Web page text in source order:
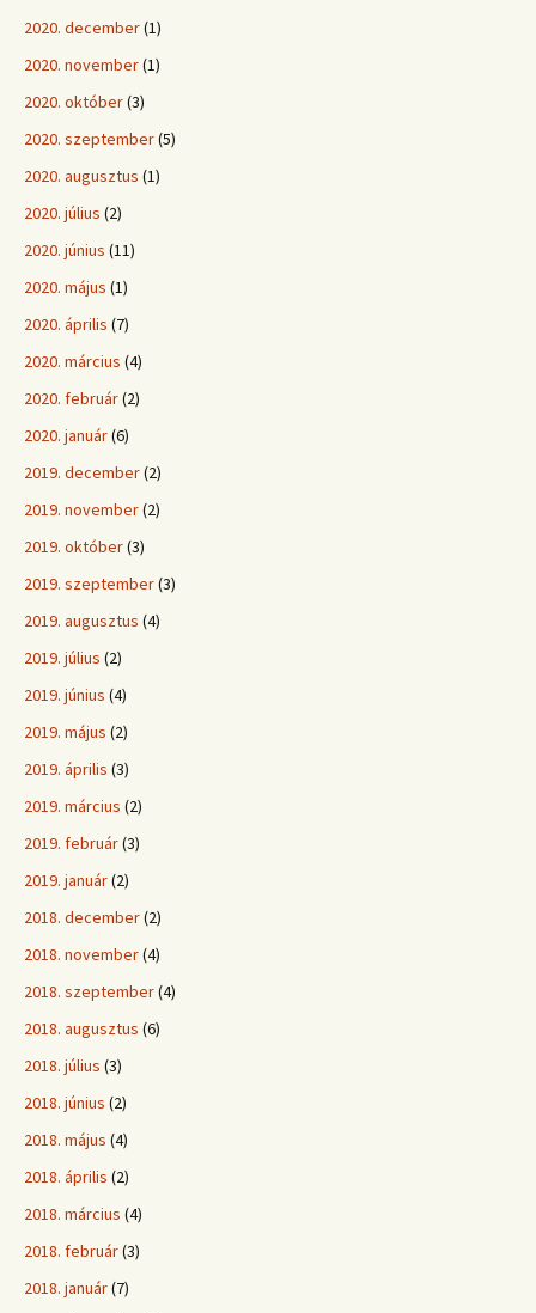
2020. december(1)
2020. november(1)
2020. október(3)
2020. szeptember(5)
2020. augusztus (1)
2020. július (2)
2020. június (11)
2020. május (1)
2020. április (7)
2020. március (4)
2020. február(2)
2020. január(6)
2019. december(2)
2019. november(2)
2019. október(3)
2019. szeptember(3)
2019. augusztus (4)
2019. július (2)
2019. június (4)
2019. május (2)
2019. április (3)
2019. március (2)
2019. február(3)
2019. január(2)
2018. december(2)
2018. november(4)
2018. szeptember(4)
2018. augusztus (6)
2018. július (3)
2018. június (2)
2018. május (4)
2018. április (2)
2018. március (4)
2018. február(3)
2018. január(7)